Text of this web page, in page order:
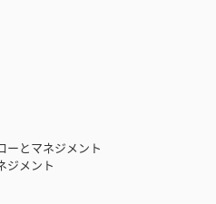
とマネジメント
ジメント